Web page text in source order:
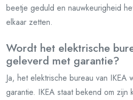
beetje geduld en nauwkeurigheid
elkaar zetten.
Wordt het elektrische
geleverd met garantie?
Ja, het elektrische bureau van IKEA
garantie. IKEA staat bekend om zijn